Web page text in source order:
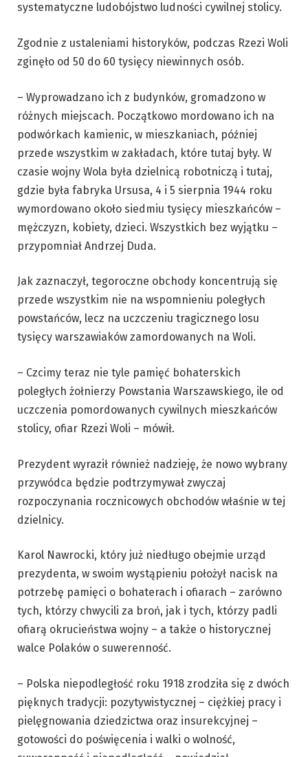
systematyczne ludobójstwo ludności cywilnej stolicy.
Zgodnie z ustaleniami historyków, podczas Rzezi Woli
zginęło od 50 do 60 tysięcy niewinnych osób.
– Wyprowadzano ich z budynków, gromadzono w
różnych miejscach. Początkowo mordowano ich na
podwórkach kamienic, w mieszkaniach, później
przede wszystkim w zakładach, które tutaj były. W
czasie wojny Wola była dzielnicą robotniczą i tutaj,
gdzie była fabryka Ursusa, 4 i 5 sierpnia 1944 roku
wymordowano około siedmiu tysięcy mieszkańców –
mężczyzn, kobiety, dzieci. Wszystkich bez wyjątku –
przypomniał Andrzej Duda.
Jak zaznaczył, tegoroczne obchody koncentrują się
przede wszystkim nie na wspomnieniu poległych
powstańców, lecz na uczczeniu tragicznego losu
tysięcy warszawiaków zamordowanych na Woli.
– Czcimy teraz nie tyle pamięć bohaterskich
poległych żołnierzy Powstania Warszawskiego, ile od
uczczenia pomordowanych cywilnych mieszkańców
stolicy, ofiar Rzezi Woli – mówił.
Prezydent wyraził również nadzieję, że nowo wybrany
przywódca będzie podtrzymywał zwyczaj
rozpoczynania rocznicowych obchodów właśnie w tej
dzielnicy.
Karol Nawrocki, który już niedługo obejmie urząd
prezydenta, w swoim wystąpieniu położył nacisk na
potrzebę pamięci o bohaterach i ofiarach – zarówno
tych, którzy chwycili za broń, jak i tych, którzy padli
ofiarą okrucieństwa wojny – a także o historycznej
walce Polaków o suwerenność.
– Polska niepodległość roku 1918 zrodziła się z dwóch
pięknych tradycji: pozytywistycznej – ciężkiej pracy i
pielęgnowania dziedzictwa oraz insurekcyjnej –
gotowości do poświęcenia i walki o wolność,